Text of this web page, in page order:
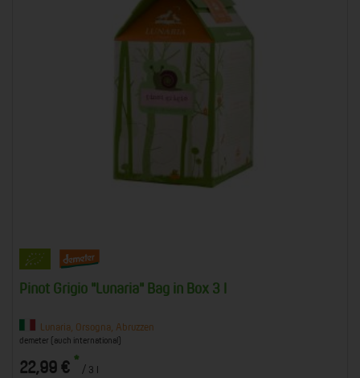
Pinot Grigio "Lunaria" Bag in Box 3 l
Lunaria, Orsogna, Abruzzen
demeter (auch international)
22,99 € * / 3 l